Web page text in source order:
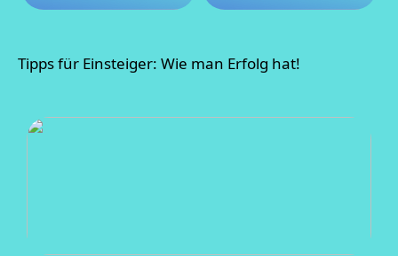
Tipps für Einsteiger: Wie man Erfolg hat!